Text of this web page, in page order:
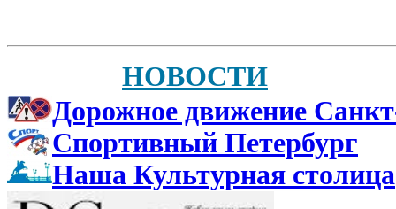
НОВОСТИ
Дорожное движение
Спортивный Петербург
Наша Культурная столица